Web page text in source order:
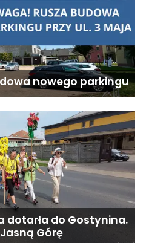
Poniedziałek–piątek,
nowego parkingu
dotarła do Gostynina.
Górę